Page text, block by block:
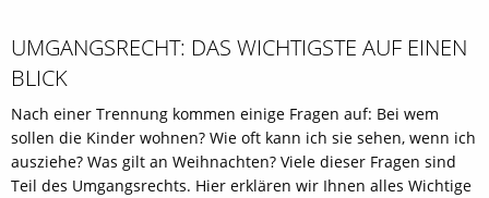
UMGANGSRECHT: DAS WICHTIGSTE AUF EINEN
BLICK
Nach einer Trennung kommen einige Fragen auf: Bei wem
sollen die Kinder wohnen? Wie oft kann ich sie sehen, wenn ich
ausziehe? Was gilt an Weihnachten? Viele dieser Fragen sind
Teil des Umgangsrechts. Hier erklären wir Ihnen alles Wichtige